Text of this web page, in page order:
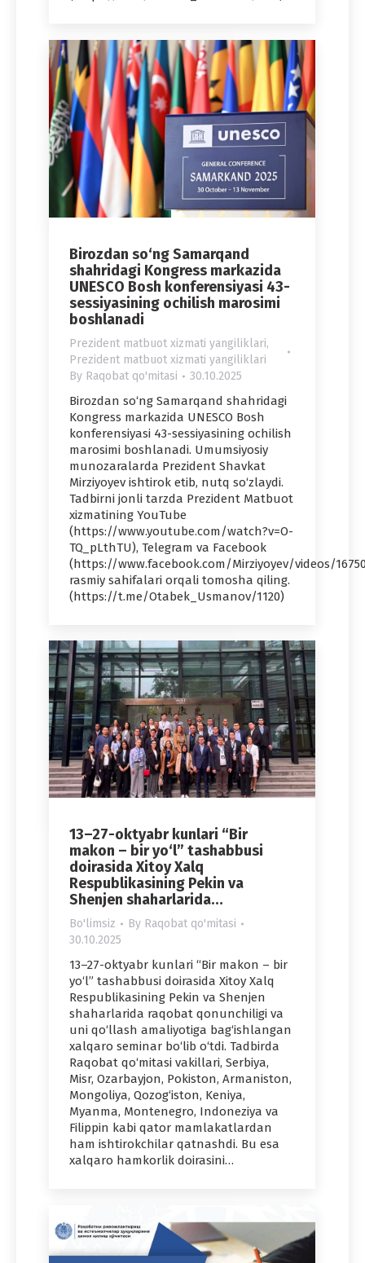
Birozdan so‘ng Samarqand
shahridagi Kongress markazida
UNESCO Bosh konferensiyasi 43-
sessiyasining ochilish marosimi
boshlanadi
Prezident matbuot xizmati yangiliklari,
Prezident matbuot xizmati yangiliklari
By Raqobat qo'mitasi 30.10.2025
Birozdan so‘ng Samarqand shahridagi
Kongress markazida UNESCO Bosh
konferensiyasi 43-sessiyasining ochilish
marosimi boshlanadi. Umumsiyosiy
munozaralarda Prezident Shavkat
Mirziyoyev ishtirok etib, nutq so‘zlaydi.
Tadbirni jonli tarzda Prezident Matbuot
xizmatining YouTube
(https://www.youtube.com/watch?v=O-
TQ_pLthTU), Telegram va Facebook
(https://www.facebook.com/Mirziyoyev/videos/
rasmiy sahifalari orqali tomosha qiling.
(https://t.me/Otabek_Usmanov/1120)
13–27-oktyabr kunlari “Bir
makon – bir yo‘l” tashabbusi
doirasida Xitoy Xalq
Respublikasining Pekin va
Shenjen shaharlarida…
Bo'limsiz By Raqobat qo'mitasi
30.10.2025
13–27-oktyabr kunlari “Bir makon – bir
yo‘l” tashabbusi doirasida Xitoy Xalq
Respublikasining Pekin va Shenjen
shaharlarida raqobat qonunchiligi va
uni qo‘llash amaliyotiga bag‘ishlangan
xalqaro seminar bo‘lib o‘tdi. Tadbirda
Raqobat qo‘mitasi vakillari, Serbiya,
Misr, Ozarbayjon, Pokiston, Armaniston,
Mongoliya, Qozog‘iston, Keniya,
Myanma, Montenegro, Indoneziya va
Filippin kabi qator mamlakatlardan
ham ishtirokchilar qatnashdi. Bu esa
xalqaro hamkorlik doirasini…